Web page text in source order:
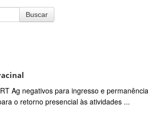
Buscar
Ag negativos para ingresso e
o retorno presencial às atividades ...